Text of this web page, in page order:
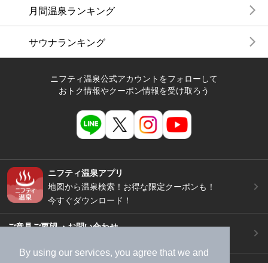
By using our services, you agree that we and
月間温泉ランキング
サウナランキング
ニフティ温泉公式アカウントをフォローして
おトク情報やクーポン情報を受け取ろう
ニフティ温泉アプリ
地図から温泉検索！お得な限定クーポンも！
今すぐダウンロード！
ご意見ご要望 ・お問い合わせ